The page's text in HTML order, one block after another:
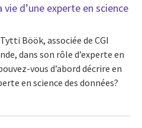
d’une experte en science
Böök, associée de CGI
dans son rôle d’experte en
vous d’abord décrire en
en science des données?